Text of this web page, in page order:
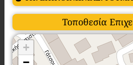
Τοποθεσία
+
−